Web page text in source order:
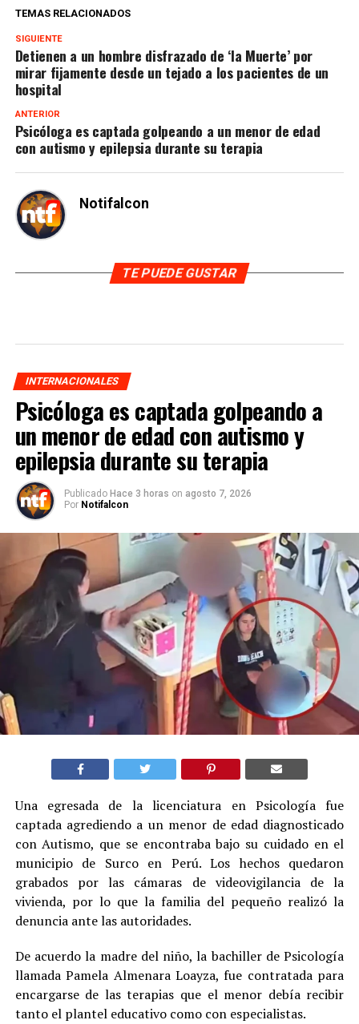
TEMAS RELACIONADOS
SIGUIENTE
Detienen a un hombre disfrazado de ‘la Muerte’ por
mirar fijamente desde un tejado a los pacientes de un
hospital
ANTERIOR
Psicóloga es captada golpeando a un menor de edad
con autismo y epilepsia durante su terapia
Notifalcon
TE PUEDE GUSTAR
INTERNACIONALES
Psicóloga es captada golpeando a
un menor de edad con autismo y
epilepsia durante su terapia
Publicado Hace 3 horas on agosto 7, 2026
Por Notifalcon
Una egresada de la licenciatura en Psicología fue
captada agrediendo a un menor de edad diagnosticado
con Autismo, que se encontraba bajo su cuidado en el
municipio de Surco en Perú. Los hechos quedaron
grabados por las cámaras de videovigilancia de la
vivienda, por lo que la familia del pequeño realizó la
denuncia ante las autoridades.
De acuerdo la madre del niño, la bachiller de Psicología
llamada Pamela Almenara Loayza, fue contratada para
encargarse de las terapias que el menor debía recibir
tanto el plantel educativo como con especialistas.